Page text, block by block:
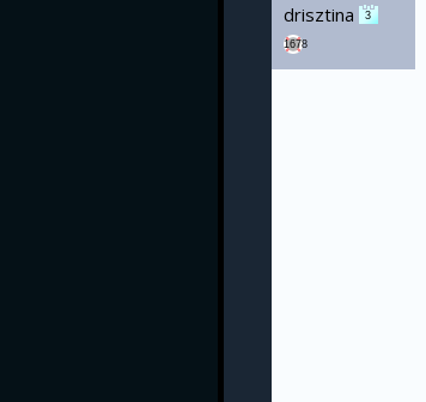
drisztina 3
1678